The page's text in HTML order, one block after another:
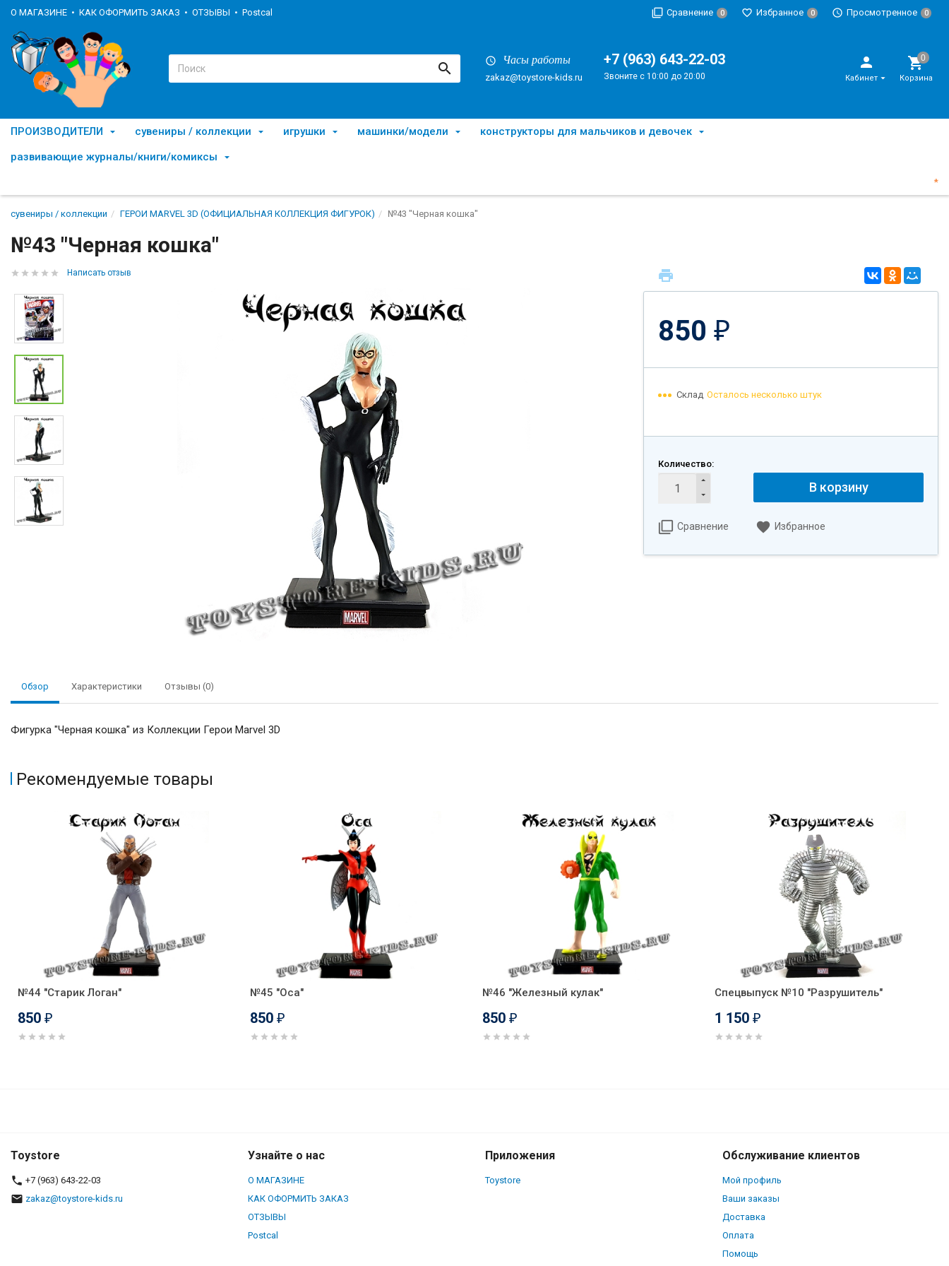
О МАГАЗИНЕ КАК ОФОРМИТЬ ЗАКАЗ ОТЗЫВЫ Postcal Сравнение 0 Избранное 0 Просмотренное 0
Часы работы
zakaz@toystore-kids.ru
+7 (963) 643-22-03
Звоните с 10:00 до 20:00 Кабинет Корзина
ПРОИЗВОДИТЕЛИ сувениры / коллекции игрушки машинки/модели
конструкторы для мальчиков и девочек
развивающие журналы/книги/комиксы
*
сувениры / коллекции ГЕРОИ MARVEL 3D (ОФИЦИАЛЬНАЯ КОЛЛЕКЦИЯ ФИГУРОК) №43 "Черная кошка"
№43 "Черная кошка"
Написать отзыв
850 ₽
Склад Осталось несколько штук
Количество:
В корзину
Сравнение Избранное
Обзор Характеристики Отзывы (0)
Фигурка "Черная кошка" из Коллекции Герои Marvel 3D
Рекомендуемые товары
№44 "Старик Логан"
850 ₽
№45 "Оса"
850 ₽
№46 "Железный кулак"
850 ₽
Спецвыпуск №10 "Разрушитель"
1 150 ₽
Toystore
+7 (963) 643-22-03
zakaz@toystore-kids.ru
Узнайте о нас
О МАГАЗИНЕ
КАК ОФОРМИТЬ ЗАКАЗ
ОТЗЫВЫ
Postcal
Приложения
Toystore
Обслуживание клиентов
Мой профиль
Ваши заказы
Доставка
Оплата
Помощь